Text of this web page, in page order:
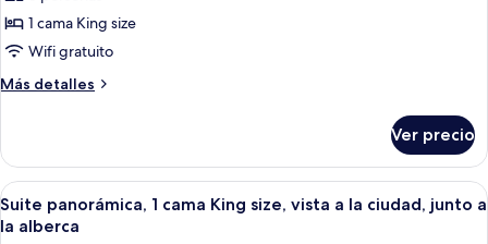
Suite
ejecutiva,
habitación
1 cama King size
Wifi gratuito
Más detalles
Más
ejecutiva,
habitación
Ver precio
Abrir
todas
Una habitación de hotel con una
9
Suite panorámica, 1 cama King size, vista a la ciudad, junto a
la alberca